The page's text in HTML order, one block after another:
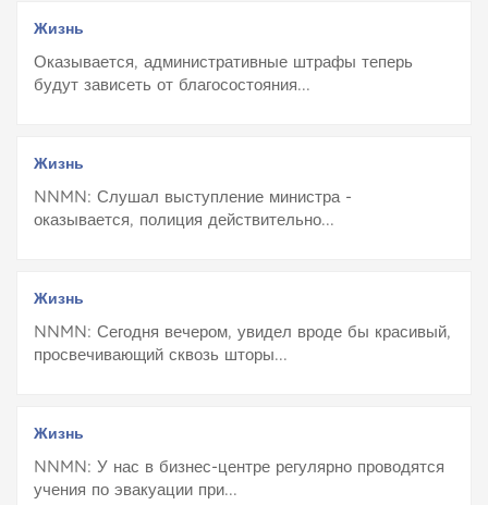
Жизнь
Оказывается, административные штрафы теперь
будут зависеть от благосостояния...
Жизнь
NNMN: Слушал выступление министра -
оказывается, полиция действительно...
Жизнь
NNMN: Сегодня вечером, увидел вроде бы красивый,
просвечивающий сквозь шторы...
Жизнь
NNMN: У нас в бизнес-центре регулярно проводятся
учения по эвакуации при...